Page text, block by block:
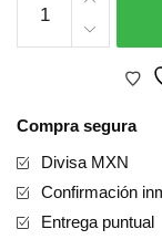
SUPER
HEROE
Compra segura
Divisa MXN
Confirmación
Entrega puntual